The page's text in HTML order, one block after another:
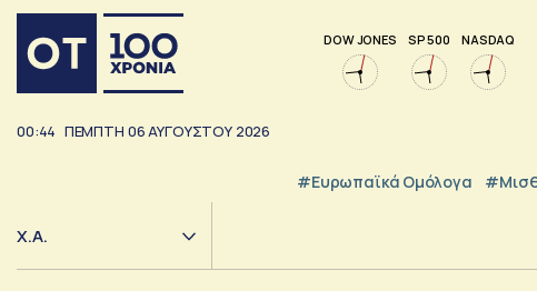
DOW JONES SP 500 NASDAQ
00:44 ΠΕΜΠΤΗ 06ΑΥΓΟΥΣΤΟΥ 2026
#Ευρωπαϊκά Ομόλογα
Χ.Α.